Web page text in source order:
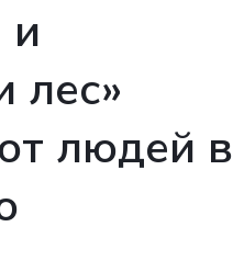
лес»
людей в